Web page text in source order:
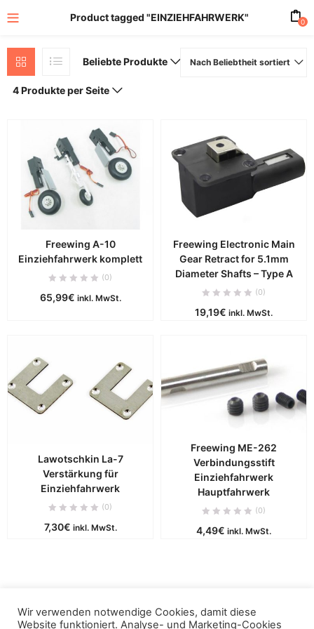
Product tagged "EINZIEHFAHRWERK" 0
Beliebte Produkte Nach Beliebtheit sortiert
4 Produkte per Seite
Freewing A-10
Einziehfahrwerk komplett
(0)
65,99€ inkl. MwSt.
Freewing Electronic Main
Gear Retract for 5.1mm
Diameter Shafts – Type A
(0)
19,19€ inkl. MwSt.
Lawotschkin La-7
Verstärkung für
Einziehfahrwerk
(0)
7,30€ inkl. MwSt.
Freewing ME-262
Verbindungsstift
Einziehfahrwerk
Hauptfahrwerk
(0)
4,49€ inkl. MwSt.
Copyright © 2019 - puca. All Rights Reserved. Powered by
Wir verwenden notwendige Cookies, damit diese
Website funktioniert. Analyse- und Marketing-Cookies